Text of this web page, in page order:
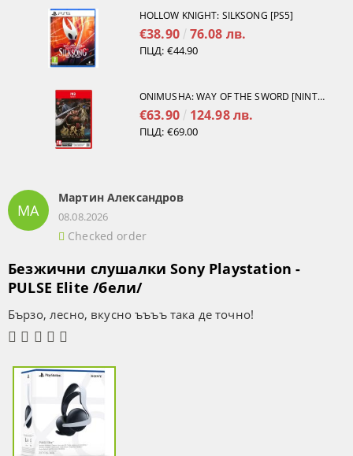
HOLLOW KNIGHT: SILKSONG [PS5]
€38.90 76.08 лв.
ПЦД: €44.90
ONIMUSHA: WAY OF THE SWORD [NINTENDO SWITCH 2]
€63.90 124.98 лв.
ПЦД: €69.00
МА
Мартин Александров
08.08.2026
Checked order
Безжични слушалки Sony Playstation -
PULSE Elite /бели/
Бързо, лесно, вкусно ъъъъ така де точно!